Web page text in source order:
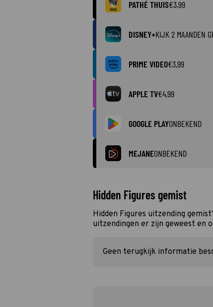
PATHÉ THUIS€3,99
DISNEY+KIJK 2 MAANDEN
PRIME VIDEO€3,99
APPLE TV€4,99
GOOGLE PLAYONBEKEND
MEJANEONBEKEND
Hidden Figures gemist
Hidden Figures uitzending
uitzendingen er zijn geweest en
Geen terugkijk informatie